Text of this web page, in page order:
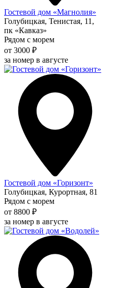
Гостевой дом «Магнолия»
Голубицкая, Тенистая, 11,
пк «Кавказ»
Рядом с морем
от 3000 ₽
за номер в августе
Гостевой дом «Горизонт»
Голубицкая, Курортная, 81
Рядом с морем
от 8800 ₽
за номер в августе